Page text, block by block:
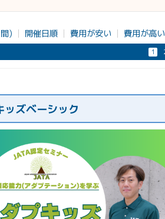
) 開催日順 費用が安い 費用が高い
1
ッズベーシック